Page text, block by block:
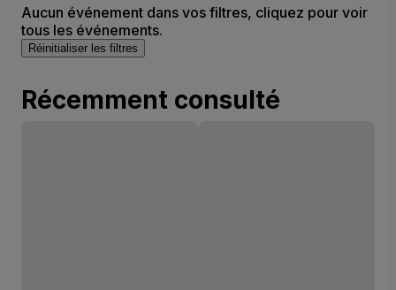
Aucun événement dans vos filtres, cliquez pour voir
tous les événements.
Réinitialiser les filtres
Récemment consulté